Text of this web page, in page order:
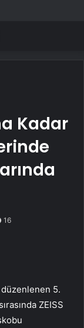
Kadar
16
5.
ZEISS